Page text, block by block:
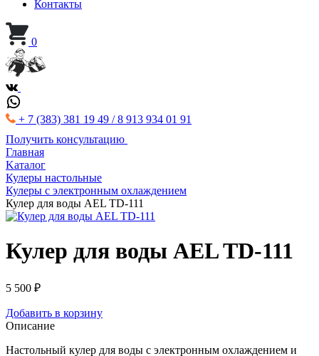
Контакты
0
+ 7 (383) 381 19 49 / 8 913 934 01 91
Получить консультацию
Главная
Kаталог
Кулеры настольные
Кулеры с электронным охлаждением
Кулер для воды AEL TD-111
Кулер для воды AEL TD-111
5 500 ₽
Добавить в корзину
Описание
Настольный кулер для воды с электронным охлаждением и